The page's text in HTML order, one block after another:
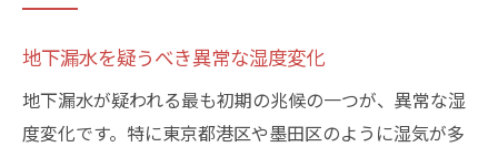
漏水トラブルの原因を解明！地下漏水が起こる
メカニズム
地下漏水の主な原因と発生パターン
地下漏水を疑うべき異常な湿度変化
地下漏水が疑われる最も初期の兆候の一つが、異常な湿
度変化です。特に東京都港区や墨田区のように湿気が多